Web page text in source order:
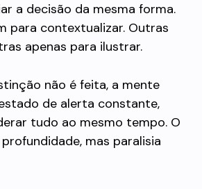
a decisão da mesma forma.
para contextualizar. Outras
apenas para ilustrar.
não é feita, a mente
de alerta constante,
tudo ao mesmo tempo. O
mas paralisia